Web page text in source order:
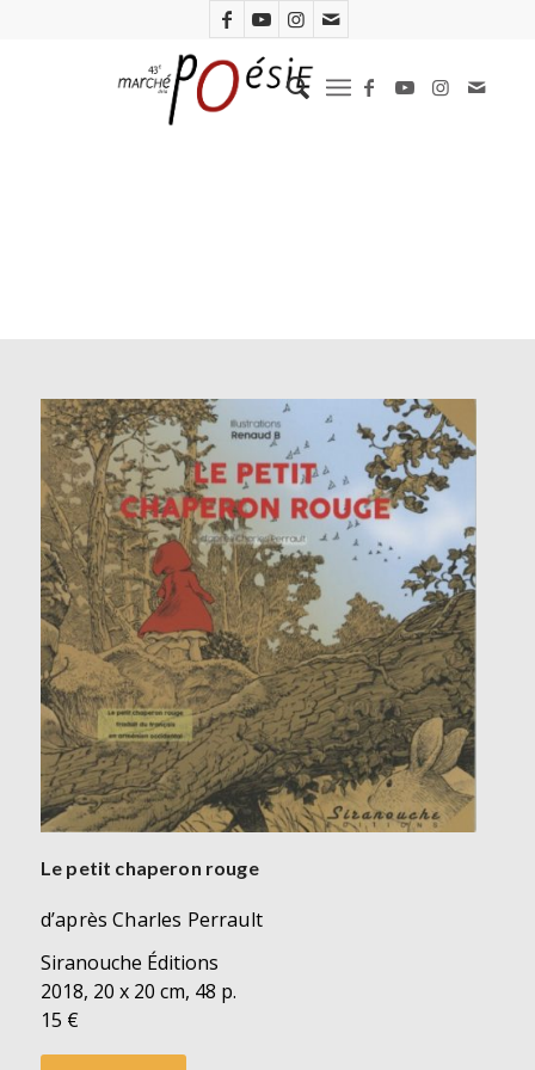
Le petit chaperon rouge
d’après Charles Perrault
Siranouche Éditions
2018, 20 x 20 cm, 48 p.
15 €